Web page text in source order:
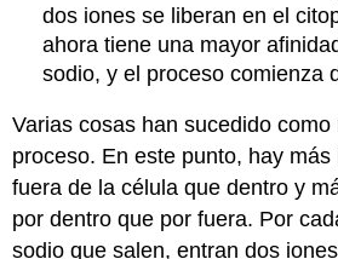
dos iones se liberan en el
ahora tiene una mayor
sodio, y el proceso comienza
Varias cosas han sucedido
proceso. En este punto, hay
fuera de la célula que dentro y
por dentro que por fuera. Por
sodio que salen, entran dos